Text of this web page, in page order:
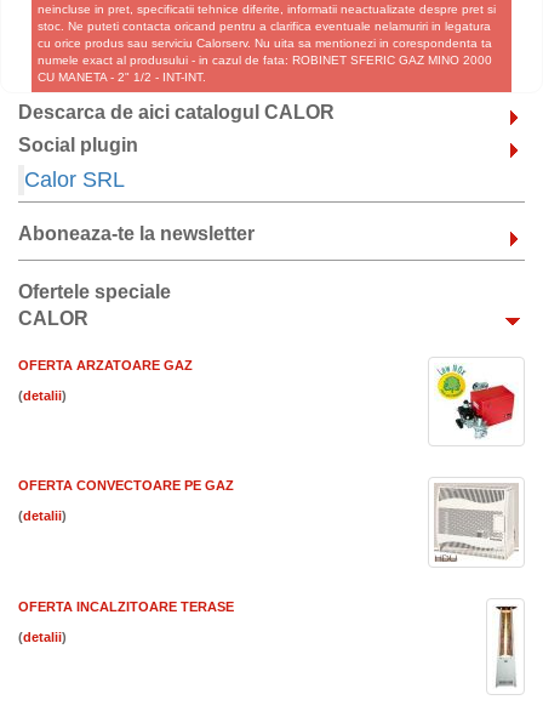
neincluse in pret, specificatii tehnice diferite, informatii neactualizate despre pret si
stoc. Ne puteti contacta oricand pentru a clarifica eventuale nelamuriri in legatura
cu orice produs sau serviciu Calorserv. Nu uita sa mentionezi in corespondenta ta
numele exact al produsului - in cazul de fata: ROBINET SFERIC GAZ MINO 2000
CU MANETA - 2" 1/2 - INT-INT.
Descarca de aici catalogul CALOR
Social plugin
Calor SRL
Aboneaza-te la newsletter
Ofertele speciale
CALOR
OFERTA ARZATOARE GAZ
( )
OFERTA CONVECTOARE PE GAZ
( )
OFERTA INCALZITOARE TERASE
( )